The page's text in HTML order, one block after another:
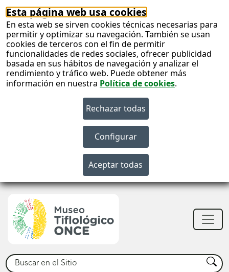
Esta página web usa cookies
En esta web se sirven cookies técnicas necesarias para
permitir y optimizar su navegación. También se usan
cookies de terceros con el fin de permitir
funcionalidades de redes sociales, ofrecer publicidad
basada en sus hábitos de navegación y analizar el
rendimiento y tráfico web. Puede obtener más
información en nuestra Política de cookies.
Buscar Buscar